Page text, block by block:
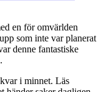
en för omvärlden
som inte var planerat
denne fantastiske
i minnet. Läs